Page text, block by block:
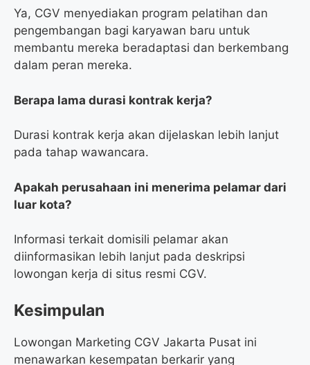
Ya, CGV menyediakan program pelatihan dan
pengembangan bagi karyawan baru untuk
membantu mereka beradaptasi dan berkembang
dalam peran mereka.
Berapa lama durasi kontrak kerja?
Durasi kontrak kerja akan dijelaskan lebih lanjut
pada tahap wawancara.
Apakah perusahaan ini menerima pelamar dari
luar kota?
Informasi terkait domisili pelamar akan
diinformasikan lebih lanjut pada deskripsi
lowongan kerja di situs resmi CGV.
Kesimpulan
Lowongan Marketing CGV Jakarta Pusat ini
menawarkan kesempatan berkarir yang